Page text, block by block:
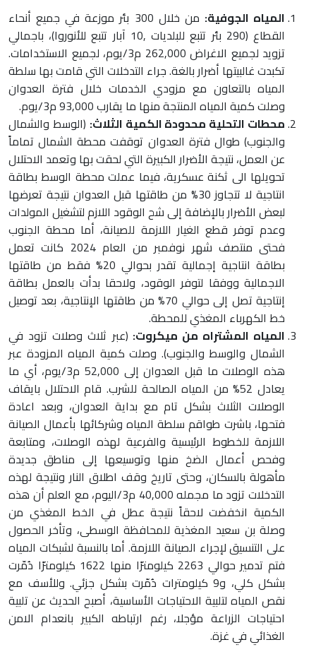
المياه الجوفية:
من خلال 300 بئر موزعة في جميع أنحاء
القطاع (290 بئر تتبع للبلديات ,10 آبار تتبع للأنوروا)، باجمالي
تزويد لجميع الاغراض 262,000 م3/يوم، لجميع الاستخدامات.
تكبدت غالبيتها أضرار بالغة. جراء التدخلات التي قامت بها سلطة
المياه بالتعاون مع مزودي الخدمات خلال فترة العدوان
وصلت كمية المياه المنتجة منها ما يقارب 93,000 م3/يوم.
محطات التحلية محدودة الكمية الثلاث: (الوسط والشمال
والجنوب) طوال فترة العدوان توقفت محطة الشمال تماماً
عن العمل، نتيجة الأضرار الكبيرة التي لحقت بها وتعمد الاحتلال
تحويلها الى ثكنة عسكرية، فيما عملت محطة الوسط بطاقة
انتاجية لا تتجاوز 30% من طاقتها قبل العدوان نتيجة تعرضها
لبعض الأضرار بالإضافة إلى شح الوقود اللازم لتشغيل المولدات
وعدم توفر قطع الغيار اللازمة للصيانة، أما محطة الجنوب
فحتى منتصف شهر نوفمبر من العام 2024 كانت تعمل
بطاقة انتاجية إجمالية تقدر بحوالي 20% فقط من طاقتها
الاجمالية ووفقا لتوفر الوقود، ولاحقا بدأت بالعمل بطاقة
إنتاجية تصل إلى حوالي 70% من طاقتها الإنتاجية، بعد توصيل
خط الكهرباء المغذي للمحطة.
المياه المشتراه من ميكروت: (عبر ثلاث وصلات تزود في
الشمال والوسط والجنوب). وصلت كمية المياه المزودة عبر
هذه الوصلات ما قبل العدوان إلى 52,000 م3/يوم، أي ما
يعادل 52% من المياه الصالحة للشرب. قام الاحتلال بايقاف
الوصلات الثلاث بشكل تام مع بداية العدوان، وبعد اعادة
فتحها، باشرت طواقم سلطة المياه وشركائها بأعمال الصيانة
اللازمة للخطوط الرئيسية والفرعية لهذه الوصلات، ومتابعة
وفحص أعمال الضخ منها وتوسيعها إلى مناطق جديدة
مأهولة بالسكان، وحتى تاريخ وقف اطلاق النار ونتيجة لهذه
التدخلات تزود ما مجمله 40,000 م3/اليوم، مع العلم أن هذه
الكمية انخفضت لاحقاً نتيجة عطل في الخط المغذي من
وصلة بن سعيد المغذية للمحافظة الوسطى، وتأخر الحصول
على التنسيق لإجراء الصيانة اللازمة. أما بالنسبة لشبكات المياه
فتم تدمير حوالي 2263 كيلومترًا منها 1622 كيلومترًا دُمّرت
بشكل كلي، و9 كيلومترات دُمّرت بشكل جزئي. وللأسف مع
نقص المياه لتلبية الاحتياجات الأساسية، أصبح الحديث عن تلبية
احتياجات الزراعة مؤجلا، رغم ارتباطه الكبير بانعدام الامن
الغذائي في غزة.